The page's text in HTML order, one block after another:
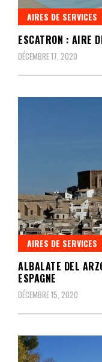
AIRES DE SERVICES
ESCATRON : AIRE
DÉCEMBRE 17, 2020
AIRES DE SERVICES
ALBALATE DEL
ESPAGNE
DÉCEMBRE 15, 2020